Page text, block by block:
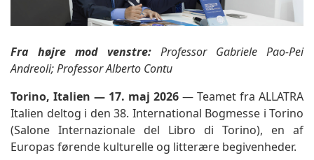
Fra højre mod venstre: Professor Gabriele Pao-Pei
Andreoli; Professor Alberto Contu
Torino, Italien — 17. maj 2026 — Teamet fra ALLATRA
Italien deltog i den 38. International Bogmesse i Torino
(Salone Internazionale del Libro di Torino), en af
Europas førende kulturelle og litterære begivenheder.